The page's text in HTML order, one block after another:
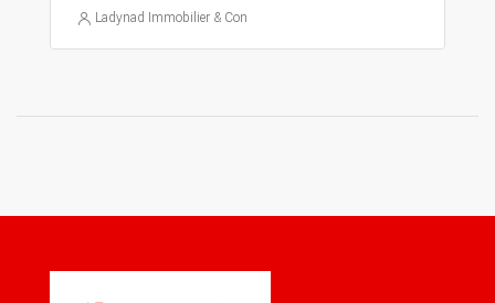
Ladynad Immobilier & Construction